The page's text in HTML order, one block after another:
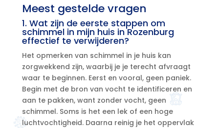
Meest gestelde vragen
1.​ Wat zijn de eerste stappen om
schimmel in mijn huis in Rozenburg
effectief te verwijderen?
Het opmerken van schimmel in je huis kan
zorgwekkend zijn, waarbij je je terecht afvraagt
waar te beginnen.​ Eerst en vooral, geen paniek.​
Begin met de bron van vocht te identificeren en
aan te pakken, want zonder vocht, geen
schimmel.​ Soms is het een lek of een hoge
luchtvochtigheid.​ Daarna reinig je het oppervlak